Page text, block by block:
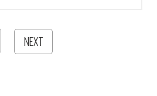
NEXT